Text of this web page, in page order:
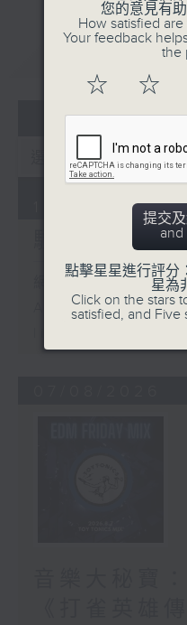
07 -
10/08/2026
騷動音樂
網上直播完畢稍
Archive will
LAR -
Hermitude,
Pasteman -
Baauer - U
Love
您的意見有
How satisfied
Your feedback
the
☆ ☆
提交
點擊星星進行評分
星為
Click on the stars
satisfied, and Five